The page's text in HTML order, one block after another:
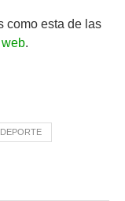
como esta de las
.
DEPORTE